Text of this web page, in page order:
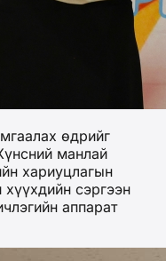
өдрийг
манлай
хариуцлагын
сэргээн
аппарат